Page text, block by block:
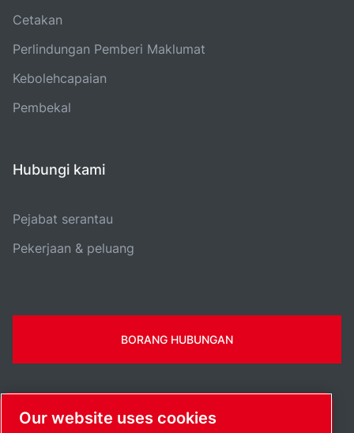
Cetakan
Perlindungan Pemberi Maklumat
Kebolehcapaian
Pembekal
Hubungi kami
Pejabat serantau
Pekerjaan & peluang
BORANG HUBUNGAN
Our website uses cookies